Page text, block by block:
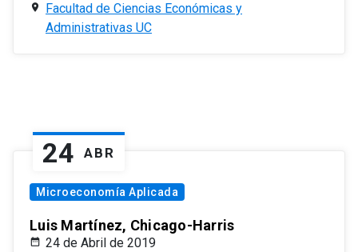
Facultad de Ciencias Económicas y
Administrativas UC
24 ABR
Microeconomía Aplicada
Luis Martínez, Chicago-Harris
24 de Abril de 2019